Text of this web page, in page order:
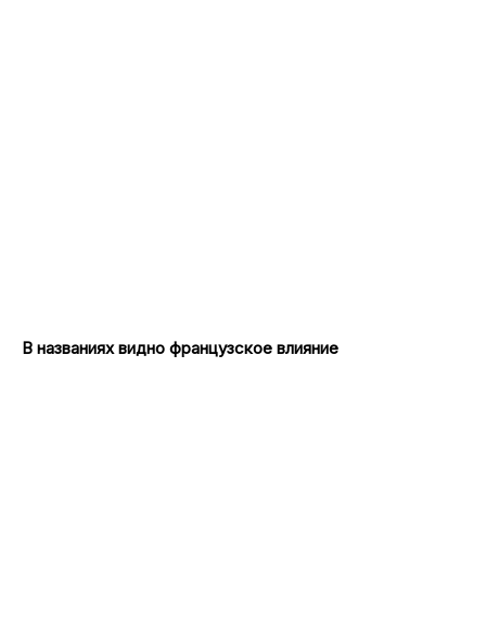
В названиях видно французское влияние